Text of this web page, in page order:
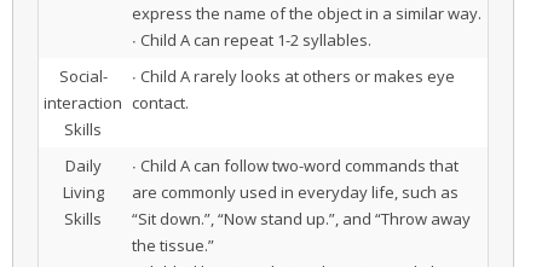
express the name of the object in a similar way.
∙ Child A can repeat 1-2 syllables.
Social-
interaction
Skills
∙ Child A rarely looks at others or makes eye
contact.
Daily
Living
Skills
∙ Child A can follow two-word commands that
are commonly used in everyday life, such as
“Sit down.”, “Now stand up.”, and “Throw away
the tissue.”